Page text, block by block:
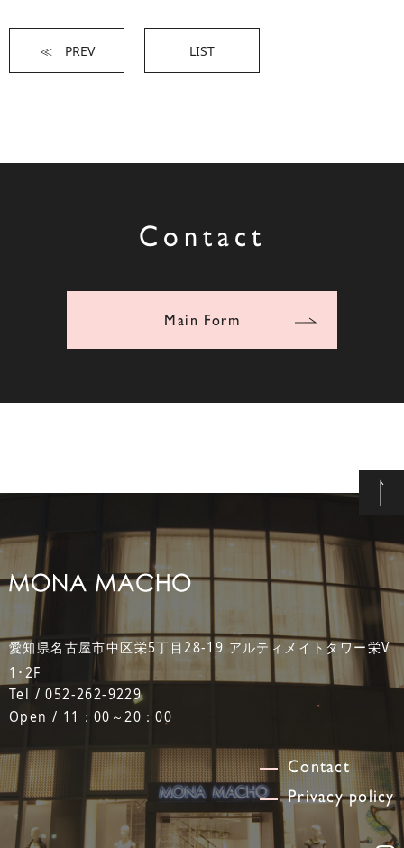
≪ PREV LIST
Contact
Main Form
愛知県名古屋市中区栄5丁目28-19 アルティメイトタワー栄V
1･2F
Tel / 052-262-9229
Open / 11：00～20：00
Contact
Privacy policy